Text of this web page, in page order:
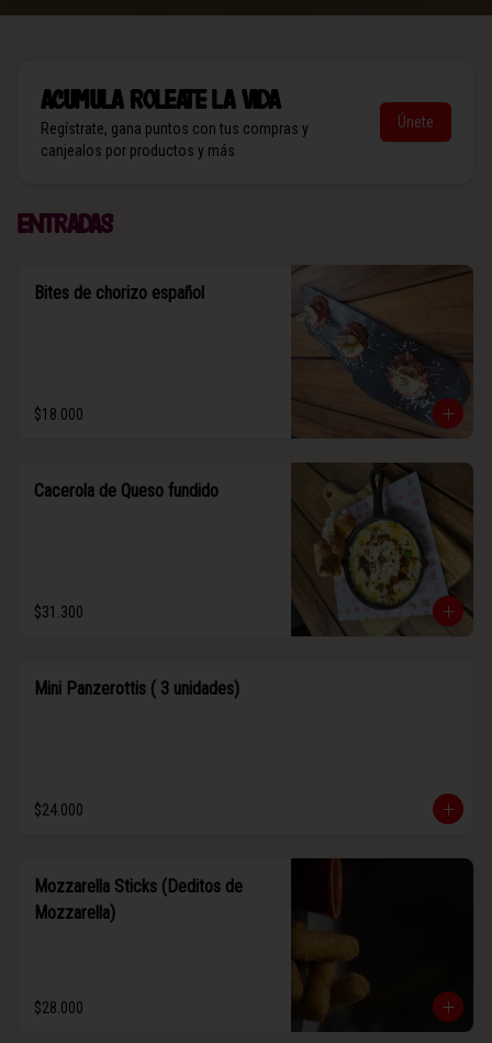
AcumulaRoleate la vida
Regístrate, gana puntos con tus compras y
canjealos por productos y más
Únete
Entradas
Bites de chorizo español
$18.000
Cacerola de Queso fundido
$31.300
Mini Panzerottis ( 3 unidades)
$24.000
Mozzarella Sticks (Deditos de
Mozzarella)
$28.000